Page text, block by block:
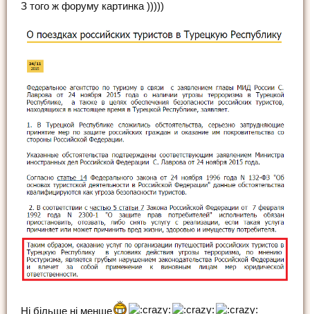
З того ж форуму картинка )))))
Ні більше ні менше